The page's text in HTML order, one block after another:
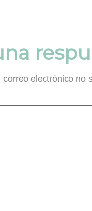
correo electrónico no